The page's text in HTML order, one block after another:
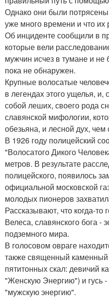
Однако они были
уже много времени и что их
Об инциденте сообщили в
которые вели
мужчин исчез в тумане и
пока не обнаружен.
Крупные волосатые
в легендах этого ущелья, и,
собой леших, своего рода
славянской мифологии,
обезьяна, и лесной дух,
В 1926 году полицейский
"Волосатого Дикого
метров. В результате
полицейского, появилось
официальной московской
молодых пионеров
Рассказывают, что когда-
Велеса, славянского бога -
подземного мира.
В голосовом овраге
также священный
пятитонных скал: девичий
"Женскую Энергию") и гусь
"мужскую энергию".